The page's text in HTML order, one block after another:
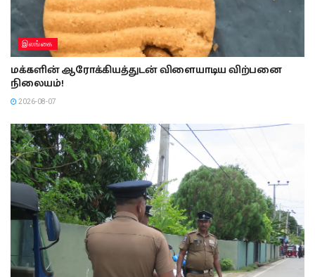
இலங்கை
மக்களின் ஆரோக்கியத்துடன் விளையாடிய விற்பனை
நிலையம்!
2026-08-07